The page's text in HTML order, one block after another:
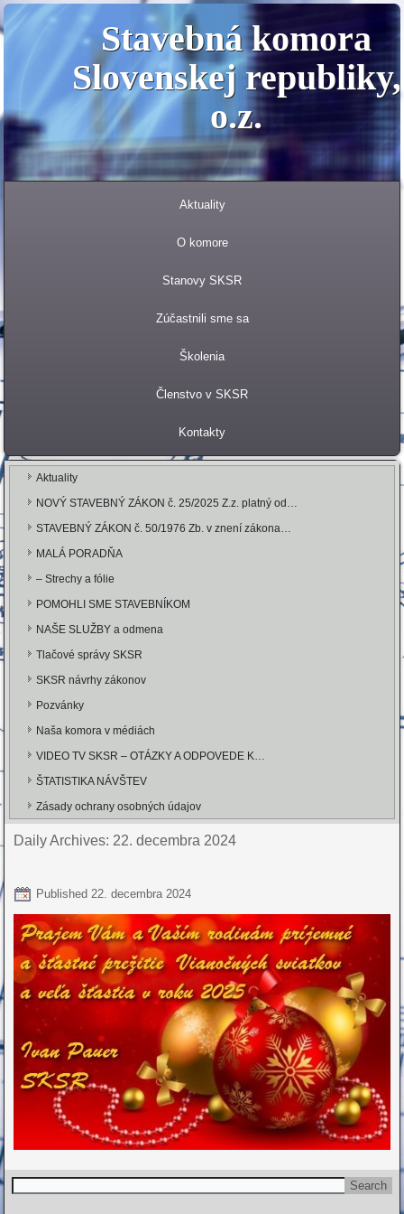
Stavebná komora
Slovenskej republiky,
o.z.
Aktuality
O komore
Stanovy SKSR
Zúčastnili sme sa
Školenia
Členstvo v SKSR
Kontakty
Aktuality
NOVÝ STAVEBNÝ ZÁKON č. 25/2025 Z.z. platný od…
STAVEBNÝ ZÁKON č. 50/1976 Zb. v znení zákona…
MALÁ PORADŇA
– Strechy a fólie
POMOHLI SME STAVEBNÍKOM
NAŠE SLUŽBY a odmena
Tlačové správy SKSR
SKSR návrhy zákonov
Pozvánky
Naša komora v médiách
VIDEO TV SKSR – OTÁZKY A ODPOVEDE K…
ŠTATISTIKA NÁVŠTEV
Zásady ochrany osobných údajov
Daily Archives: 22. decembra 2024
Published 22. decembra 2024